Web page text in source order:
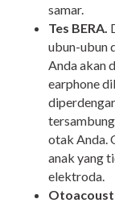
samar.
Tes BERA.
ubun-ubun
Anda akan
earphone
otak Anda.
anak yang
elektroda.